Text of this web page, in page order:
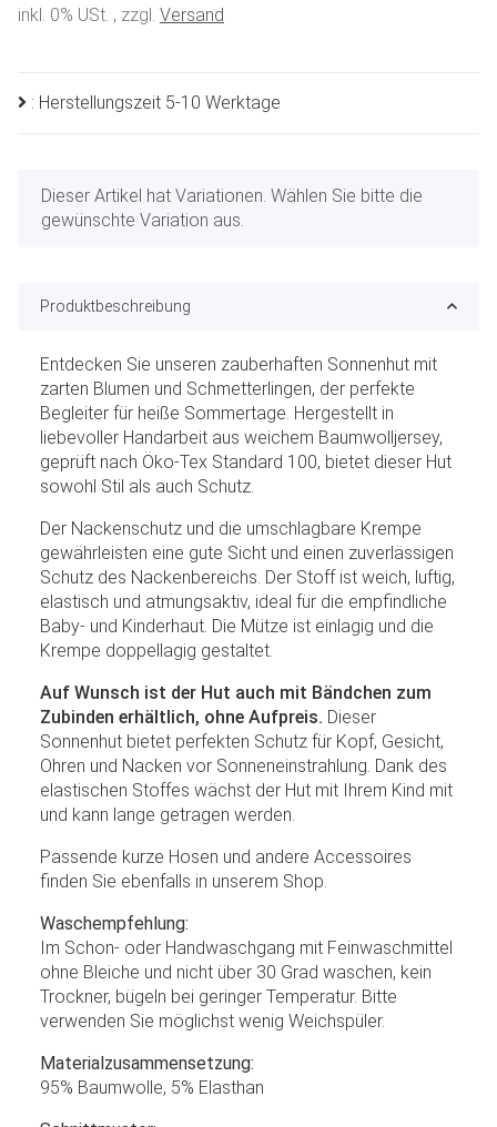
inkl. 0% USt. , zzgl. Versand
: Herstellungszeit 5-10 Werktage
x
Dieser Artikel hat Variationen. Wählen Sie bitte die
gewünschte Variation aus.
Produktbeschreibung
Entdecken Sie unseren zauberhaften Sonnenhut mit
zarten Blumen und Schmetterlingen, der perfekte
Begleiter für heiße Sommertage. Hergestellt in
liebevoller Handarbeit aus weichem Baumwolljersey,
geprüft nach Öko-Tex Standard 100, bietet dieser Hut
sowohl Stil als auch Schutz.
Der Nackenschutz und die umschlagbare Krempe
gewährleisten eine gute Sicht und einen zuverlässigen
Schutz des Nackenbereichs. Der Stoff ist weich, luftig,
elastisch und atmungsaktiv, ideal für die empfindliche
Baby- und Kinderhaut. Die Mütze ist einlagig und die
Krempe doppellagig gestaltet.
Auf Wunsch ist der Hut auch mit Bändchen zum
Zubinden erhältlich, ohne Aufpreis. Dieser
Sonnenhut bietet perfekten Schutz für Kopf, Gesicht,
Ohren und Nacken vor Sonneneinstrahlung. Dank des
elastischen Stoffes wächst der Hut mit Ihrem Kind mit
und kann lange getragen werden.
Passende kurze Hosen und andere Accessoires
finden Sie ebenfalls in unserem Shop.
Waschempfehlung:
Im Schon- oder Handwaschgang mit Feinwaschmittel
ohne Bleiche und nicht über 30 Grad waschen, kein
Trockner, bügeln bei geringer Temperatur. Bitte
verwenden Sie möglichst wenig Weichspüler.
Materialzusammensetzung:
95% Baumwolle, 5% Elasthan